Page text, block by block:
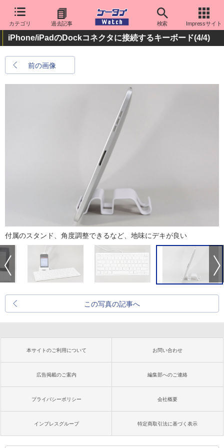
カテゴリ 過去記事 検索 Impressサイト
iPhone/iPadのDockコネクタに接続するキーボード(4/4)
前の画像
付属のスタンド、角度調整できるなど、地味にデキが良い
この写真の記事へ
本サイトのご利用について お問い合わせ
広告掲載のご案内 編集部へのご連絡
プライバシーポリシー 会社概要
インプレスグループ 特定商取引法に基づく表示